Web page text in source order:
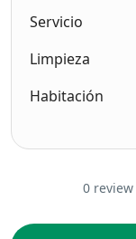
Servicio
Limpieza
Habitación
0